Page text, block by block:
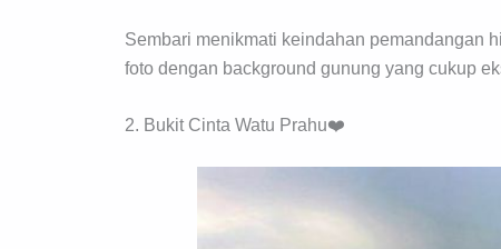
Sembari menikmati keindahan pemandangan
foto dengan background gunung yang cukup
2. Bukit Cinta Watu Prahu❤️